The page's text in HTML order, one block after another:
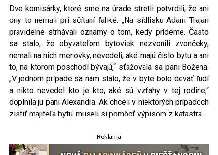
Dve komisárky, ktoré sme na úrade stretli potvrdili, že ani
ony to nemali pri sčítaní ľahké. „Na sídlisku Adam Trajan
pravidelne strhávali oznamy o tom, kedy prídeme. Často
sa stalo, že obyvateľom bytoviek nezvonili zvončeky,
nemali na nich menovky, nevedeli, aké majú číslo bytu a ani
to, na ktorom poschodí bývajú,“ sťažovala sa pani Božena.
„V jednom prípade sa nám stalo, že v byte bolo deväť ľudí
a nikto nevedel kto je kto, aké sú vzťahy v tej rodine,“
doplnila ju pani Alexandra. Ak chceli v niektorých prípadoch
zistiť majiteľa bytu, museli si pomôcť výpisom z katastra.
Reklama